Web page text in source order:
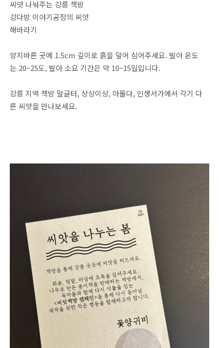
씨앗 나눠주는 강릉 책방
강다방 이야기공장의 씨앗
해바라기
양지바른 곳에 1.5cm 깊이로 흙을 덮어 심어주세요. 발아 온도
는 20~25도, 발아 소요 기간은 약 10~15일입니다.
강릉 지역 책방 말글터, 상상이상, 아물다, 인생서가에서 각기 다
른 씨앗을 만나보세요.